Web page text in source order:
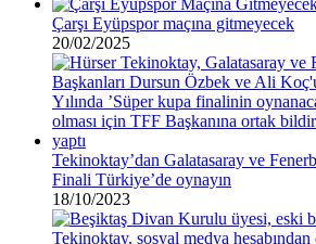
Çarşı Eyüpspor maçına gitmeyecek
20/02/2025
Tekinoktay’dan Galatasaray ve
Finali Türkiye’de oynayın
18/10/2023